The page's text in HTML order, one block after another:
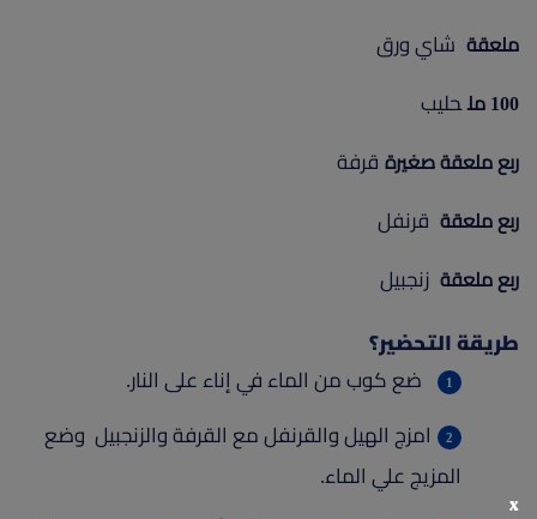
ملعقة شاي ورق
100 مل حليب
ربع ملعقة صغيرة قرفة
ربع ملعقة قرنفل
ربع ملعقة زنجبيل
طريقة التحضير؟
ضع كوب من الماء في إناء على النار.
امزج الهيل والقرنفل مع القرفة والزنجبيل وضع
المزيج علي الماء.
x